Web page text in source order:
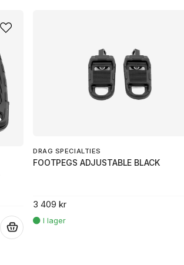
DRAG SPECIALTIES
FOOTPEGS ADJUSTABLE BLACK
3 409 kr